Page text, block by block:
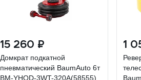
15 260 ₽
Домкрат подкатной
пневматический BaumAuto 6т
BM-YHQD-3WT-320A(58555)
1